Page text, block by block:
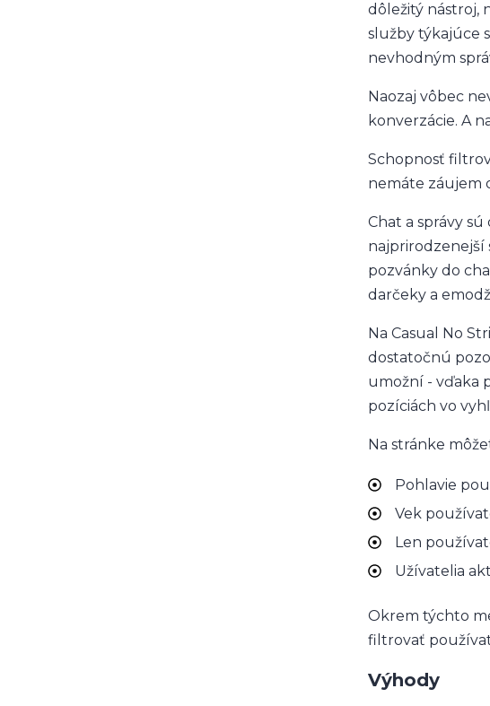
dôležitý nástroj,
služby týkajúce
nevhodným
Naozaj vôbec
konverzácie. A
Schopnosť
nemáte záujem
Chat a správy
najprirodzenejší
pozvánky do
darčeky a
Na Casual No
dostatočnú
umožní - vďaka
pozíciách vo
Na stránke
Pohlavie
Vek
Len
Užívatelia
Okrem týchto
filtrovať
Výhody